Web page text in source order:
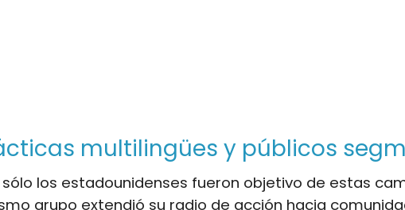
multilingües y públicos
sólo los estadounidenses fueron objetivo de estas
grupo extendió su radio de acción hacia